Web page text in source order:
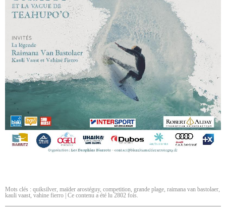
Mots clés : quiksilver, maïder arostéguy, competition, grande plage, raimana van bastolaer,
kauli vaast, vahine fierro | Ce contenu a été lu 2802 fois.